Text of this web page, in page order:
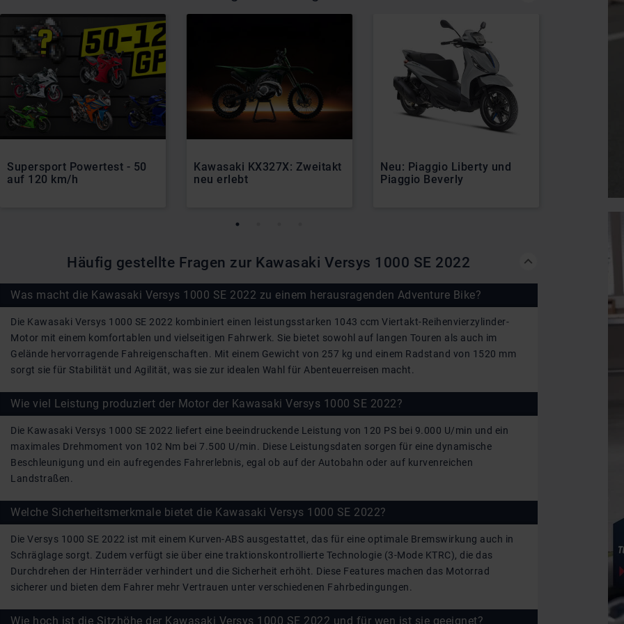
Supersport Powertest - 50
auf 120 km/h
Kawasaki KX327X: Zweitakt
neu erlebt
Neu: Piaggio Liberty und
Piaggio Beverly
Häufig gestellte Fragen zur Kawasaki Versys 1000 SE 2022
Was macht die Kawasaki Versys 1000 SE 2022 zu einem herausragenden Adventure Bike?
Die Kawasaki Versys 1000 SE 2022 kombiniert einen leistungsstarken 1043 ccm Viertakt-Reihenvierzylinder-
Motor mit einem komfortablen und vielseitigen Fahrwerk. Sie bietet sowohl auf langen Touren als auch im
Gelände hervorragende Fahreigenschaften. Mit einem Gewicht von 257 kg und einem Radstand von 1520 mm
sorgt sie für Stabilität und Agilität, was sie zur idealen Wahl für Abenteuerreisen macht.
Wie viel Leistung produziert der Motor der Kawasaki Versys 1000 SE 2022?
Die Kawasaki Versys 1000 SE 2022 liefert eine beeindruckende Leistung von 120 PS bei 9.000 U/min und ein
maximales Drehmoment von 102 Nm bei 7.500 U/min. Diese Leistungsdaten sorgen für eine dynamische
Beschleunigung und ein aufregendes Fahrerlebnis, egal ob auf der Autobahn oder auf kurvenreichen
Landstraßen.
Welche Sicherheitsmerkmale bietet die Kawasaki Versys 1000 SE 2022?
Die Versys 1000 SE 2022 ist mit einem Kurven-ABS ausgestattet, das für eine optimale Bremswirkung auch in
Schräglage sorgt. Zudem verfügt sie über eine traktionskontrollierte Technologie (3-Mode KTRC), die das
Durchdrehen der Hinterräder verhindert und die Sicherheit erhöht. Diese Features machen das Motorrad
sicherer und bieten dem Fahrer mehr Vertrauen unter verschiedenen Fahrbedingungen.
Wie hoch ist die Sitzhöhe der Kawasaki Versys 1000 SE 2022 und für wen ist sie geeignet?